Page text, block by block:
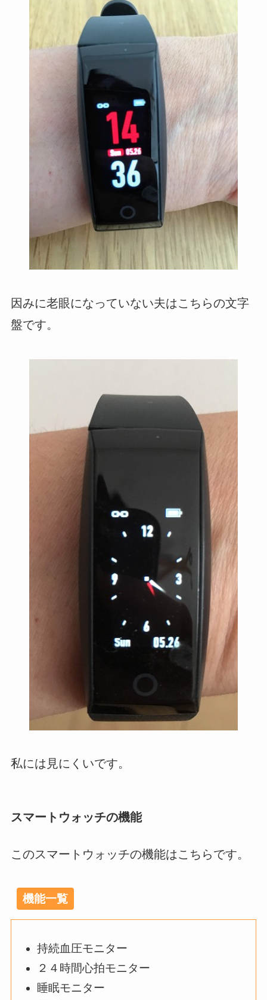
因みに老眼になっていない夫はこちらの文字
盤です。
私には見にくいです。
スマートウォッチの機能
このスマートウォッチの機能はこちらです。
機能一覧
持続血圧モニター
２４時間心拍モニター
睡眠モニター